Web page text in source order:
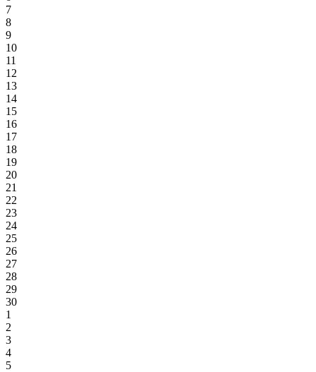
7
8
9
10
11
12
13
14
15
16
17
18
19
20
21
22
23
24
25
26
27
28
29
30
1
2
3
4
5